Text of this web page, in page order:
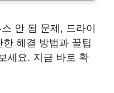
안 됨 문제, 드라이
해결 방법과 꿀팁
세요. 지금 바로 확